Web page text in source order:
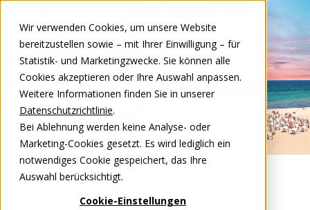
Wir verwenden Cookies, um unsere Website
bereitzustellen sowie – mit Ihrer Einwilligung – für
Statistik- und Marketingzwecke. Sie können alle
Cookies akzeptieren oder Ihre Auswahl anpassen.
Weitere Informationen finden Sie in unserer
Datenschutzrichtlinie.
Bei Ablehnung werden keine Analyse- oder
Marketing-Cookies gesetzt. Es wird lediglich ein
notwendiges Cookie gespeichert, das Ihre
Auswahl berücksichtigt.
Cookie-Einstellungen
DEFR
Open menu